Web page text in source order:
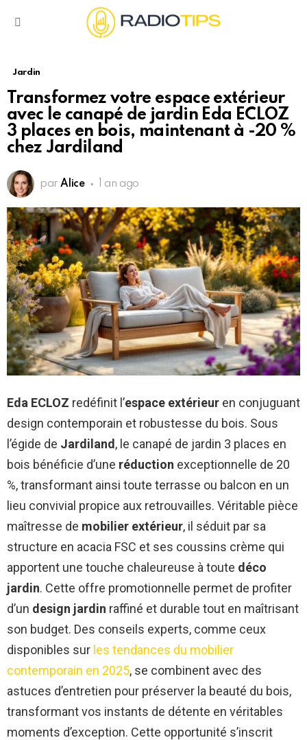
Jardin
Transformez votre espace extérieur
avec le canapé de jardin Eda ECLOZ
3 places en bois, maintenant à -20 %
chez Jardiland
par Alice 1 an ago
Eda ECLOZ redéfinit l’espace extérieur en conjuguant
design contemporain et robustesse du bois. Sous
l’égide de Jardiland, le canapé de jardin 3 places en
bois bénéficie d’une réduction exceptionnelle de 20
%, transformant ainsi toute terrasse ou balcon en un
lieu convivial propice aux retrouvailles. Véritable pièce
maîtresse de mobilier extérieur, il séduit par sa
structure en acacia FSC et ses coussins crème qui
apportent une touche chaleureuse à toute déco
jardin. Cette offre promotionnelle permet de profiter
d’un design jardin raffiné et durable tout en maîtrisant
son budget. Des conseils experts, comme ceux
disponibles sur les tendances du mobilier
contemporain en 2025, se combinent avec des
astuces d’entretien pour préserver la beauté du bois,
transformant vos instants de détente en véritables
moments d’exception. Cette opportunité s’inscrit